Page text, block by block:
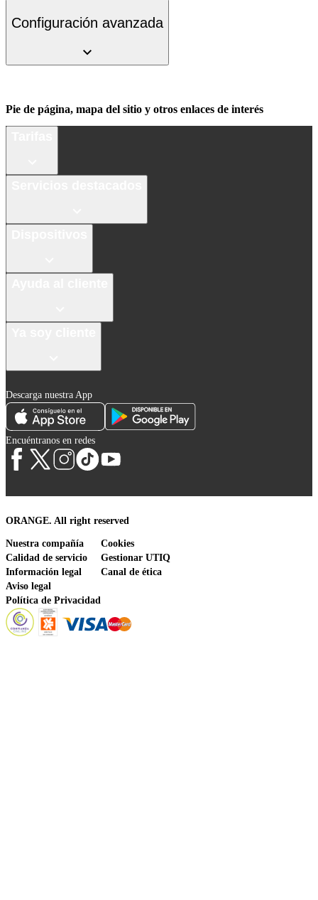
Configuración avanzada
Pie de página, mapa del sitio y otros enlaces de interés
Descarga nuestra App
Encuéntranos en redes
ORANGE. All right reserved
Nuestra compañía
Calidad de servicio
Información legal
Aviso legal
Política de Privacidad
Cookies
Gestionar UTIQ
Canal de ética